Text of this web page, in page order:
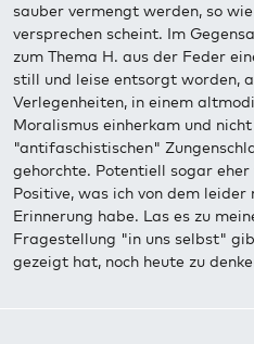
sauber vermengt werden, so
versprechen scheint. Im
zum Thema H. aus der Feder
still und leise entsorgt worden,
Verlegenheiten, in einem
Moralismus einherkam und
"antifaschistischen"
gehorchte. Potentiell sogar
Positive, was ich von dem leider
Erinnerung habe. Las es zu
Fragestellung "in uns selbst"
gezeigt hat, noch heute zu